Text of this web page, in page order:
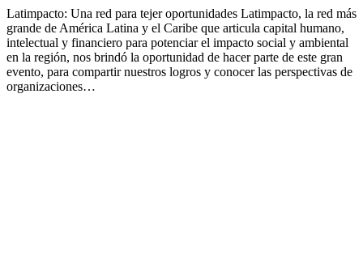
Latimpacto: Una red para tejer oportunidades Latimpacto, la red más
grande de América Latina y el Caribe que articula capital humano,
intelectual y financiero para potenciar el impacto social y ambiental
en la región, nos brindó la oportunidad de hacer parte de este gran
evento, para compartir nuestros logros y conocer las perspectivas de
organizaciones…